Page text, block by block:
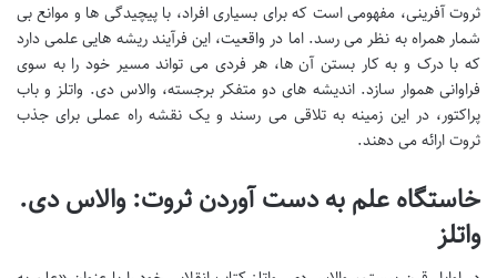
ثروت آفرینی، مفهومی است که برای بسیاری افراد، با پیچیدگی ها و موانع بی
شمار همراه به نظر می رسد. اما در واقعیت، این فرآیند ریشه هایی علمی دارد
که با درک و به کار بستن آن ها، هر فردی می تواند مسیر خود را به سوی
فراوانی هموار سازد. اندیشه های دو متفکر برجسته، والاس دی. واتلز و باب
پراکتور، در این زمینه به تلاقی می رسند و یک نقشه راه عملی برای جذب
ثروت ارائه می دهند.
خاستگاه علم به دست آوردن ثروت: والاس دی.
واتلز